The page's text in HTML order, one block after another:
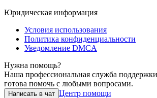
Юридическая информация
Условия использования
Политика конфиденциальности
Уведомление DMCA
Нужна помощь?
Наша профессиональная служба
готова помочь с любыми вопросами.
Написать в чат Центр помощи